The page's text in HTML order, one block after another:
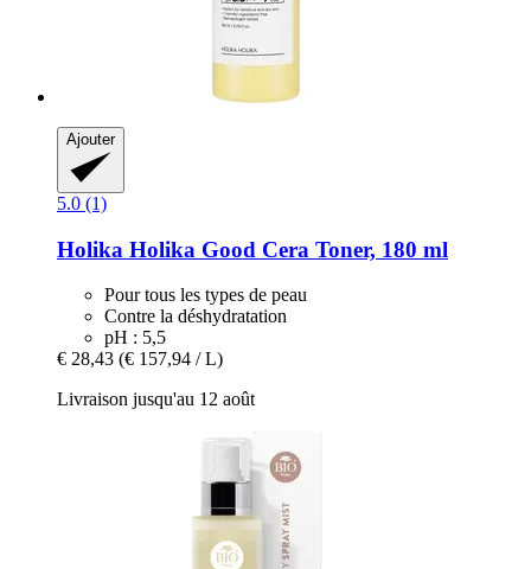
Ajouter
5.0 (1)
Holika Holika Good Cera Toner, 180 ml
Pour tous les types de peau
Contre la déshydratation
pH : 5,5
€ 28,43 (€ 157,94 / L)
Livraison jusqu'au 12 août